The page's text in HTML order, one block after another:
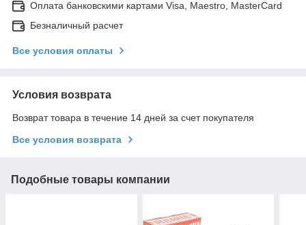
Оплата банковскими картами Visa, Maestro, MasterCard
Безналичный расчет
Все условия оплаты
Условия возврата
Возврат товара в течение 14 дней за счет покупателя
Все условия возврата
Подобные товары компании